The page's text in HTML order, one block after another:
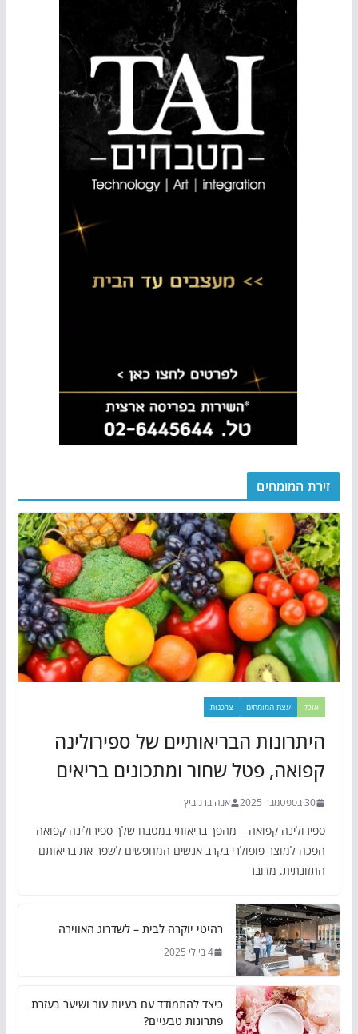
זירת המומחים
אוכל עצת המומחים צרכנות
היתרונות הבריאותיים של ספירולינה
קפואה, פטל שחור ומתכונים בריאים
30 בספטמבר 2025 אנה ברנוביץ
ספירולינה קפואה – מהפך בריאותי במטבח שלך ספירולינה קפואה
הפכה למוצר פופולרי בקרב אנשים המחפשים לשפר את בריאותם
התזונתית. מדובר
רהיטי יוקרה לבית – לשדרוג האווירה
4 ביולי 2025
כיצד להתמודד עם בעיות עור ושיער בעזרת
פתרונות טבעיים?